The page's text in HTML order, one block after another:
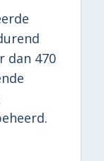
dan 470